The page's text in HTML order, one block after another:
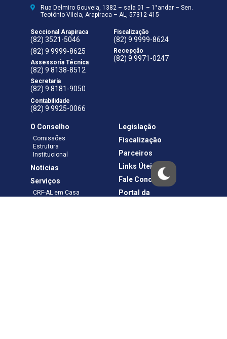
Rua Delmiro Gouveia, 1382 – sala 01 – 1°andar – Sen.
Teotônio Vilela, Arapiraca – AL, 57312-415
Seccional Arapiraca
(82) 3521-5046
(82) 9 9999-8625
Assessoria Técnica
(82) 9 8138-8512
Secretaria
(82) 9 8181-9050
Contabilidade
(82) 9 9925-0066
Fiscalização
(82) 9 9999-8624
Recepção
(82) 9 9971-0247
O Conselho
Comissões
Estrutura
Institucional
Notícias
Serviços
CRF-AL em Casa
Legislação
Fiscalização
Parceiros
Links Úteis
Fale Conosco
Portal da